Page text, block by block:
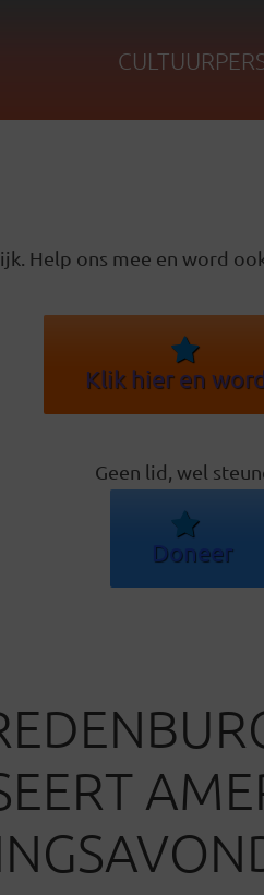
Help ons mee en word
Klik hier en
Geen lid, wel
Doneer